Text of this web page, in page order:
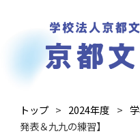
トップ 2024年度
発表＆九九の練習】